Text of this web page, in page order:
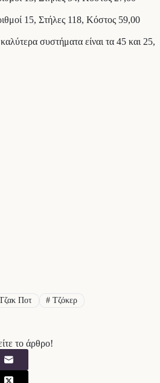
15, Στήλες 118, Κόστος 59,00
συστήματα είναι τα 45 και 25,
Ποτ # Τζόκερ
το άρθρο!